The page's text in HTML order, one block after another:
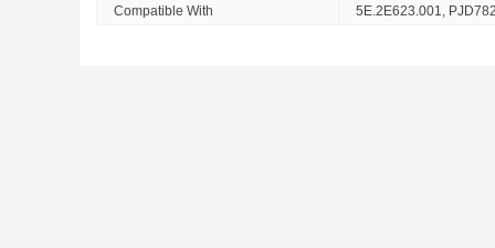
Compatible With 5E.2E623.001,